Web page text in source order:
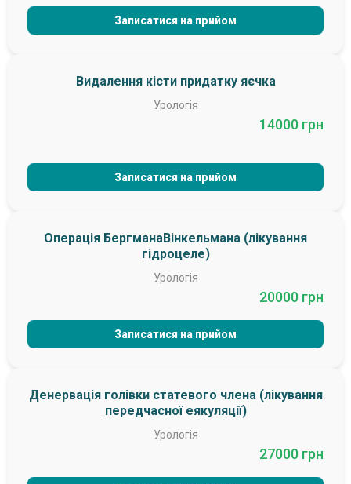
Записатися на прийом
Видалення кісти придатку яєчка
Урологія
14000 грн
Записатися на прийом
Операція БергманаВінкельмана (лікування
гідроцеле)
Урологія
20000 грн
Записатися на прийом
Денервація голівки статевого члена (лікування
передчасної еякуляції)
Урологія
27000 грн